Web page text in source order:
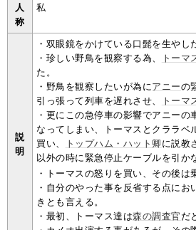
人
称
私
説
明
・双眼鏡をかけている口髭を生やし
・珍しい野鳥を観察する為、
トーマ
た。
・野鳥を観察したいが為にアニーの
引っ張って列車を遅れさせ、
トーマ
・更にこの急停車の影響でアニーの
なってしまい、トーマスとクララベ
買い、
トップハム・ハット卿 に説教
以外の時に緊急停止ケーブルを引か
・トーマスの怒りを買い、その後は
・自分のやった事を反省する点に
きとも言える。
・最初、トーマス達は森の調査官 だ